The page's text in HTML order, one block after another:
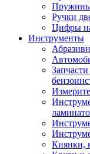
Ручки
Цифры
Инструменты
Киянки,